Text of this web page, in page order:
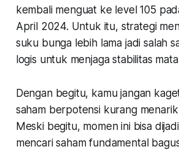
kembali menguat ke level 105
April 2024. Untuk itu, strategi
suku bunga lebih lama jadi salah
logis untuk menjaga stabilitas
Dengan begitu, kamu jangan
saham berpotensi kurang
Meski begitu, momen ini bisa
mencari saham fundamental